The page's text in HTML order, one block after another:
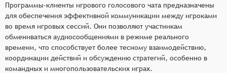
Программы-клиенты игрового голосового чата предназначены
для обеспечения эффективной коммуникации между игроками
во время игровых сессий. Они позволяют участникам
обмениваться аудиосообщениями в режиме реального
времени, что способствует более тесному взаимодействию,
координации действий и обсуждению стратегий, особенно в
командных и многопользовательских играх.